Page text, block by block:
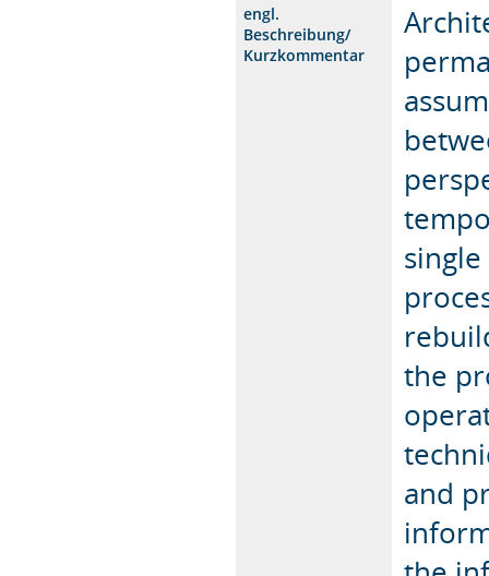
engl.
Beschreibung/
Kurzkommentar
the
and